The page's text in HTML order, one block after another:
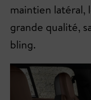
maintien latéral,
grande qualité,
bling.